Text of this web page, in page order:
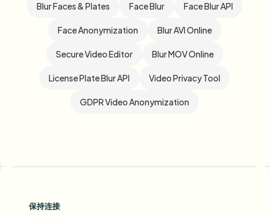
Blur Faces & Plates Face Blur Face Blur API
Face Anonymization Blur AVI Online
Secure Video Editor Blur MOV Online
License Plate Blur API Video Privacy Tool
GDPR Video Anonymization
保持连接